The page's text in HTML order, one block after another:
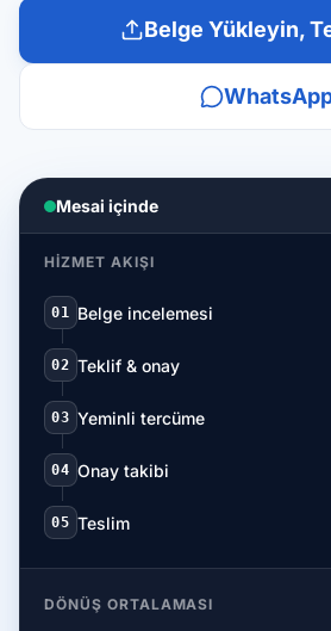
Belge Yükleyin,
Mesai içinde
HIZMET AKIŞI
01 Belge incelemesi
02 Teklif & onay
03 Yeminli tercüme
04 Onay takibi
05 Teslim
DÖNÜŞ ORTALAMASI